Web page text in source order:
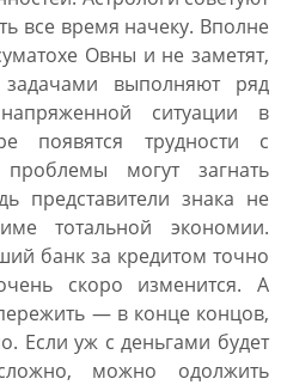
все время начеку. Вполне
Овны и не заметят,
выполняют ряд
ситуации в
появятся трудности с
могут загнать
представители знака не
тотальной экономии.
банк за кредитом точно
скоро изменится. А
― в конце концов,
Если уж с деньгами будет
можно одолжить